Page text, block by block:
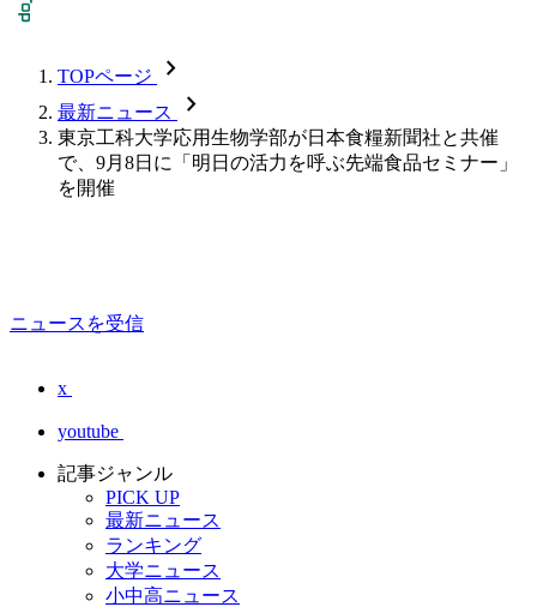
TOPページ chevron_forward
最新ニュース chevron_forward
東京工科大学応用生物学部が日本食糧新聞社と共催
で、9月8日に「明日の活力を呼ぶ先端食品セミナー」
を開催
ニュースを受信
x
youtube
記事ジャンル
PICK UP
最新ニュース
ランキング
大学ニュース
小中高ニュース